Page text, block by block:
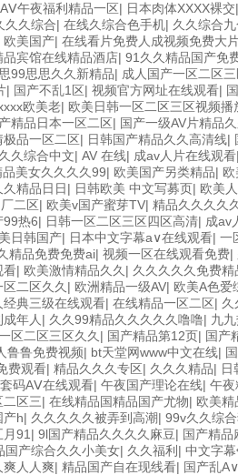
AⅤ午夜福利精品一区| 日本肉体XXXX裸交
久久综合| 在线久综合色手机| 久久综合
欧美国产| 在线看片免费人成视频免费大
品宾馆在线精品酒店| 91久久精品国产免
99思思久久新精品| 成人国产一区二区
| 国产不乱1区| 视频官方网址在线观看|
欧美老| 欧美日韩一区二区三区视频播
精品日本一区二区| 国产一级AV片精品
极品一区二区| 日韩国产精品久久高清线|
久综合中文| AV 在线| 成av人片在线观看
品美女久久久久99| 欧美国产另类精品|
精品日日| 日韩欧美 中文写募页| 欧美
二区| 欧美v国产蜜芽TV| 精品久久久久
99热6| 日韩一区二区三区四区高清| 成av
日韩国产| 日本中文字幕a∨在线观看| 一
精品免费免费ai| 视频一区在线观看免费|
看| 欧美激情精品久久 | 久久久久久免费精
二区久久 | 欧洲精品一级AV| 欧美A色爱
经典三级在线观看| 在线精品一区二区| 久
年人 | 久久99精品久久久久久噜噜| 九
区二区三区久久 | 国产精品第12页| 国产
鲁鲁免费视频| bt天堂网www中文在线|
费观看| 精品久久久专区| 久久久精品| 日
码AⅤ在线观看| 午夜国产理论在线| 午夜
二区三| 在线精品国精品国产尤物| 欧美精
产h| 久久久久久被弄到高潮| 99v久久综
91 | 9l国产精品久久久久麻豆| 国产精品
国产综合久久小美女| 久久福利 | 中文字
爽人人爽| 精品国产自在现线看| 国产乱